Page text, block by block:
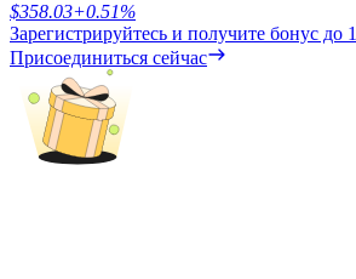
Exclusive for BitMart Users
Register & Trade to Win 500,000
$358.03+0.51%
Зарегистрируйтесь и получите бонус до
Присоединиться сейчас